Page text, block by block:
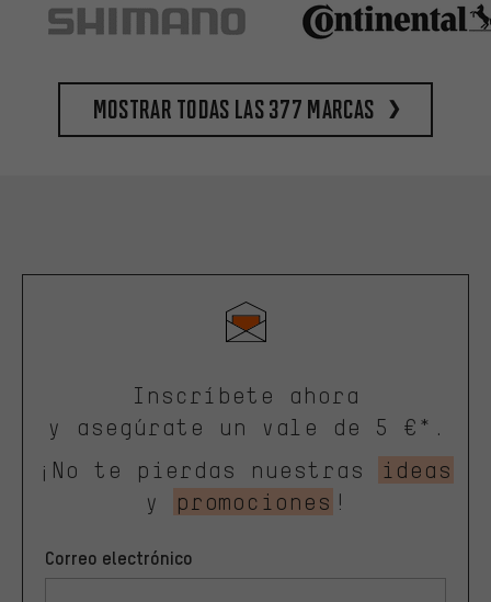
Mostrar todas las 377 marcas
Inscríbete ahora
y asegúrate un vale de 5 €*.
¡No te pierdas nuestras
ideas
y
promociones !
Correo electrónico